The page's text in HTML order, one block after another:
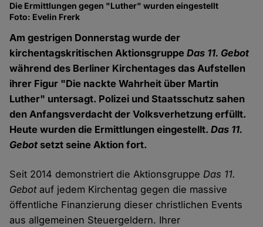
Die Ermittlungen gegen "Luther" wurden eingestellt
Foto: Evelin Frerk
Am gestrigen Donnerstag wurde der
kirchentagskritischen AktionsgruppeDas 11. Gebot
während des Berliner Kirchentages das Aufstellen
ihrer Figur "Die nackte Wahrheit über Martin
Luther" untersagt. Polizei und Staatsschutz sahen
den Anfangsverdacht der Volksverhetzung erfüllt.
Heute wurden die Ermittlungen eingestellt.Das 11.
Gebot setzt seine Aktion fort.
Seit 2014 demonstriert die AktionsgruppeDas 11.
Gebotauf jedem Kirchentag gegen die massive
öffentliche Finanzierung dieser christlichen Events
aus allgemeinen Steuergeldern. Ihrer